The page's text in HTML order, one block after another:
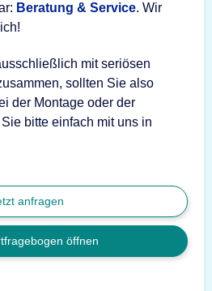
Beratung & Service. Wir
mit seriösen
sollten Sie also
der Montage oder der
bitte einfach mit uns in
anfragen
öffnen